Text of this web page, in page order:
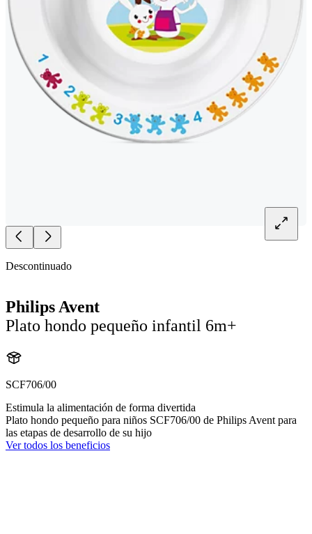
Descontinuado
Philips Avent
Plato hondo pequeño infantil 6m+
SCF706/00
Estimula la alimentación de forma divertida
Plato hondo pequeño para niños SCF706/00 de Philips Avent para
las etapas de desarrollo de su hijo
Ver todos los beneficios